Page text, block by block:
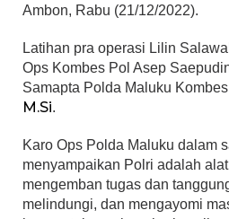
Ambon, Rabu (21/12/2022).
Latihan pra operasi Lilin
Ops Kombes Pol Asep
Samapta Polda Maluku
M.Si.
Karo Ops Polda Maluku dalam
menyampaikan Polri adalah
mengemban tugas dan
melindungi, dan mengayomi